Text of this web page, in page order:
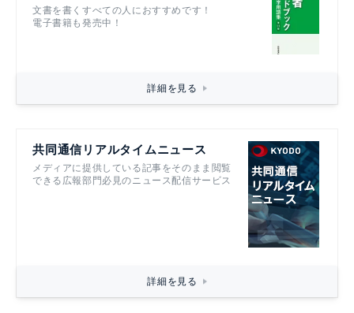
文書を書くすべての人におすすめです！
電子書籍も発売中！
詳細を見る
共同通信リアルタイムニュース
メディアに提供している記事をそのまま閲覧
できる広報部門必見のニュース配信サービス
詳細を見る